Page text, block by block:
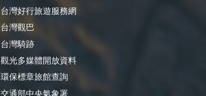
台灣好行旅遊服務網
台灣觀巴
台灣騎跡
觀光多媒體開放資料
環保標章旅館查詢
交通部中央氣象署